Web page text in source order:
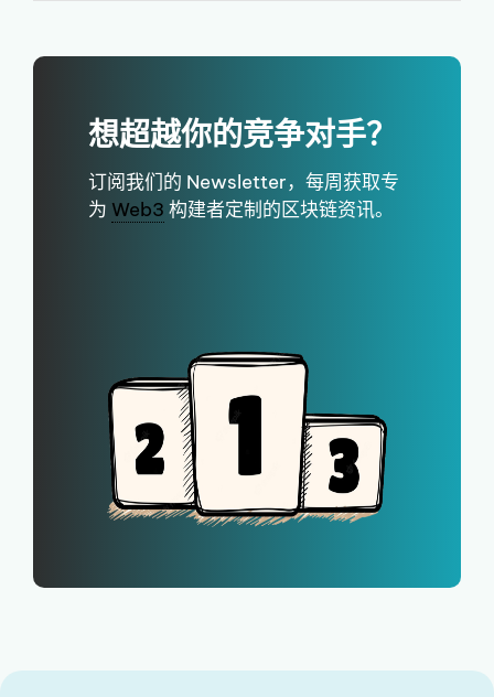
想超越你的竞争对手？
订阅我们的 Newsletter，每周获取专
为 Web3 构建者定制的区块链资讯。